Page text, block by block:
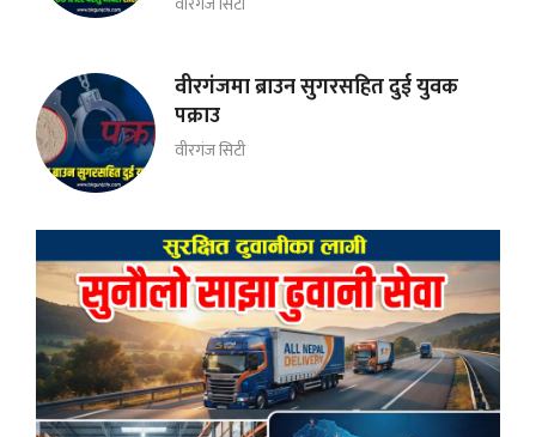
वीरगंजमा ब्राउन सुगरसहित दुई युवक
पक्राउ
वीरगंज सिटी